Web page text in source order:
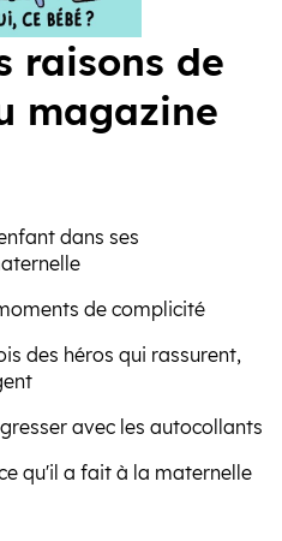
raisons de
magazine
dans ses
de complicité
des héros qui rassurent,
avec les autocollants
qu'il a fait à la maternelle